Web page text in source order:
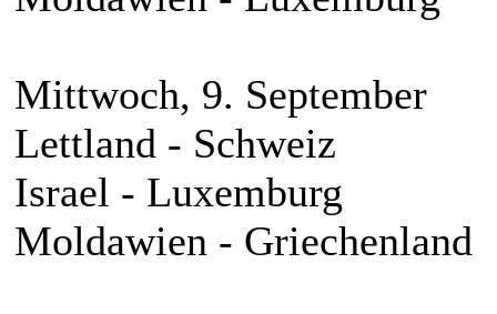
Mittwoch, 9. September
Lettland - Schweiz
Israel - Luxemburg
Moldawien - Griechenland